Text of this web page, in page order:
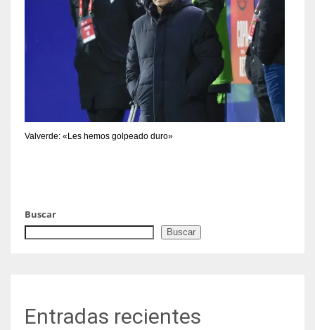
Valverde: «Les hemos golpeado duro»
Buscar
Buscar
Entradas recientes